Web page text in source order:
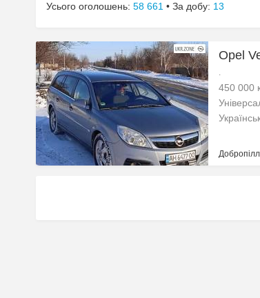
Усього оголошень: 58 661 • За добу: 13
Opel
.
450 000